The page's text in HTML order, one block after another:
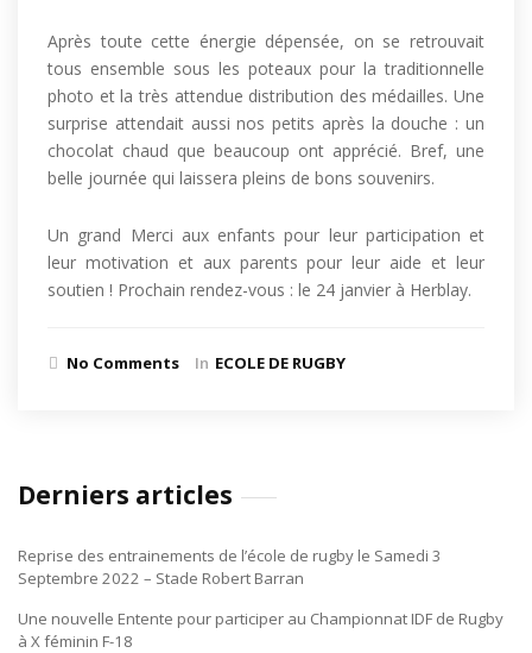
Après toute cette énergie dépensée, on se retrouvait
tous ensemble sous les poteaux pour la traditionnelle
photo et la très attendue distribution des médailles. Une
surprise attendait aussi nos petits après la douche : un
chocolat chaud que beaucoup ont apprécié. Bref, une
belle journée qui laissera pleins de bons souvenirs.
Un grand Merci aux enfants pour leur participation et
leur motivation et aux parents pour leur aide et leur
soutien ! Prochain rendez-vous : le 24 janvier à Herblay.
No Comments In ECOLE DE RUGBY
Derniers articles
Reprise des entrainements de l’école de rugby le Samedi 3
Septembre 2022 – Stade Robert Barran
Une nouvelle Entente pour participer au Championnat IDF de Rugby
à X féminin F-18